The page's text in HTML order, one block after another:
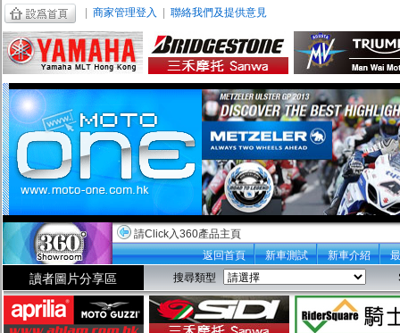
商家管理登入 聯絡我們及提供意見
請Click入360產品主頁
返回首頁
新車測試 新車介紹
讀者圖片分享區 搜尋類型